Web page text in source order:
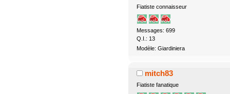
Fiatiste connaisseur
Messages: 699
Q.I.: 13
Modèle: Giardiniera
mitch83
Fiatiste fanatique